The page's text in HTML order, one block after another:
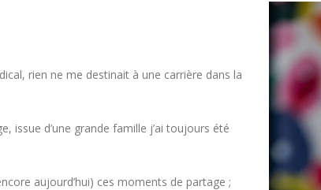
rien ne me destinait à une carrière dans la
issue d’une grande famille j’ai toujours été
aujourd’hui) ces moments de partage ;